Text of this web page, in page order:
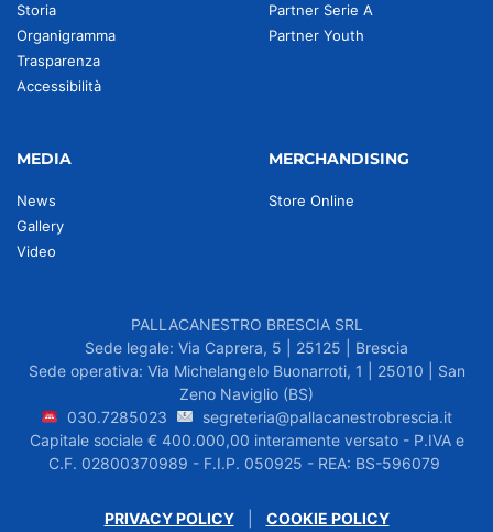
Storia
Organigramma
Trasparenza
Accessibilità
Partner Serie A
Partner Youth
MEDIA
News
Gallery
Video
MERCHANDISING
Store Online
PALLACANESTRO BRESCIA SRL
Sede legale: Via Caprera, 5 | 25125 | Brescia
Sede operativa: Via Michelangelo Buonarroti, 1 | 25010 | San
Zeno Naviglio (BS)
030.7285023
segreteria@pallacanestrobrescia.it
Capitale sociale € 400.000,00 interamente versato - P.IVA e
C.F. 02800370989 - F.I.P. 050925 - REA: BS-596079
PRIVACY POLICY| COOKIE POLICY